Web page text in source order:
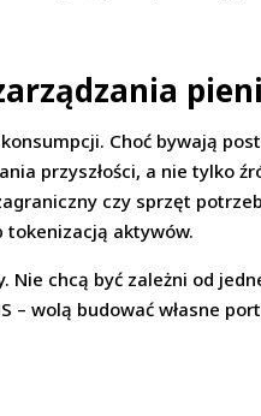
Choć bywają
przyszłości, a nie tylko
czy sprzęt
tokenizacją aktywów.
chcą być zależni od
wolą budować własne